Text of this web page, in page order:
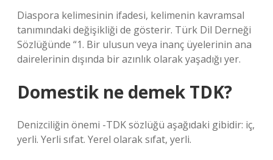
Diaspora kelimesinin ifadesi, kelimenin kavramsal
tanımındaki değişikliği de gösterir. Türk Dil Derneği
Sözlüğünde “1. Bir ulusun veya inanç üyelerinin ana
dairelerinin dışında bir azınlık olarak yaşadığı yer.
Domestik ne demek TDK?
Denizciliğin önemi -TDK sözlüğü aşağıdaki gibidir: iç,
yerli. Yerli sıfat. Yerel olarak sıfat, yerli.